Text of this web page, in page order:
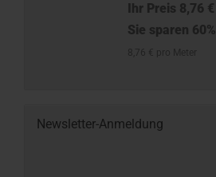
Ihr Preis 8,76 €
Sie sparen 60%
Newsletter-Anmeldung